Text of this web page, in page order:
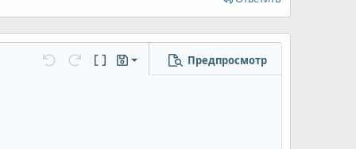
Отменить
Повторить
Переключить режим работы редактора
Черновики
Сохранить черновик
Предпросмотр